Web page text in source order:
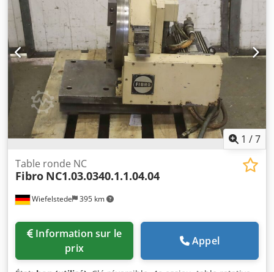
1 /7
Wiefelstede 395 km
Table ronde NC
Fibro NC1.03.0340.1.1.04.04
prix
Appel